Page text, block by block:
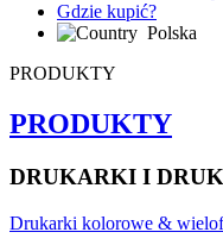
Gdzie kupić?
Polska
PRODUKTY
PRODUKTY
DRUKARKI I
Drukarki kolorowe &